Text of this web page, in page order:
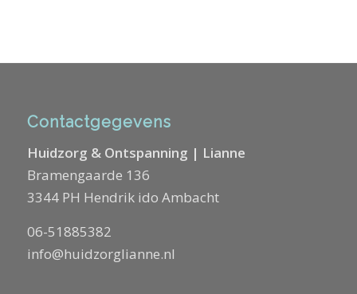
Contactgegevens
Huidzorg & Ontspanning | Lianne
Bramengaarde 136
3344 PH Hendrik ido Ambacht
06-51885382
info@huidzorglianne.nl